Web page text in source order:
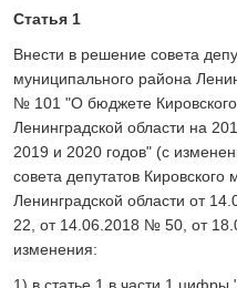
Статья 1
Внести в решение совета
муниципального района
№ 101 "О бюджете
Ленинградской области на
2019 и 2020 годов" (с
совета депутатов
Ленинградской области от
22, от 14.06.2018 № 50, от
изменения:
1) в статье 1 в части 1